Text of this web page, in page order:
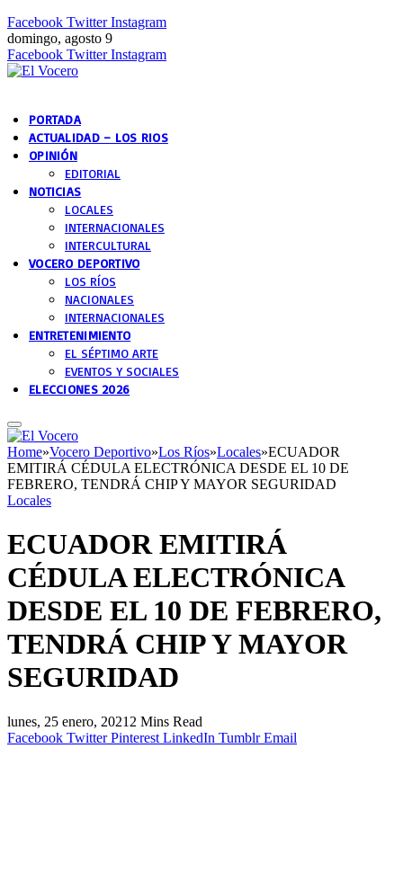
Facebook Twitter Instagram
domingo, agosto 9
Facebook Twitter Instagram
PORTADA
ACTUALIDAD – LOS RIOS
OPINIÓN
EDITORIAL
NOTICIAS
LOCALES
INTERNACIONALES
INTERCULTURAL
VOCERO DEPORTIVO
LOS RÍOS
NACIONALES
INTERNACIONALES
ENTRETENIMIENTO
EL SÉPTIMO ARTE
EVENTOS Y SOCIALES
ELECCIONES 2026
Home»Vocero Deportivo»Los Ríos»Locales»ECUADOR
EMITIRÁ CÉDULA ELECTRÓNICA DESDE EL 10 DE
FEBRERO, TENDRÁ CHIP Y MAYOR SEGURIDAD
Locales
ECUADOR EMITIRÁ
CÉDULA ELECTRÓNICA
DESDE EL 10 DE FEBRERO,
TENDRÁ CHIP Y MAYOR
SEGURIDAD
lunes, 25 enero, 2021 2 Mins Read
Facebook Twitter Pinterest LinkedIn Tumblr Email